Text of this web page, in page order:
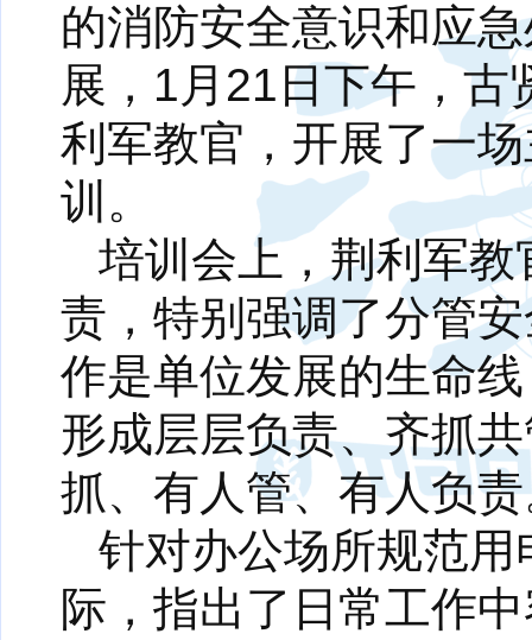
的消防安全意识和应
展，1月21日下午，
利军教官，开展了一
训。
培训会上，荆利军
责，特别强调了分管
作是单位发展的生命
形成层层负责、齐抓
抓、有人管、有人负
针对办公场所规范
际，指出了日常工作